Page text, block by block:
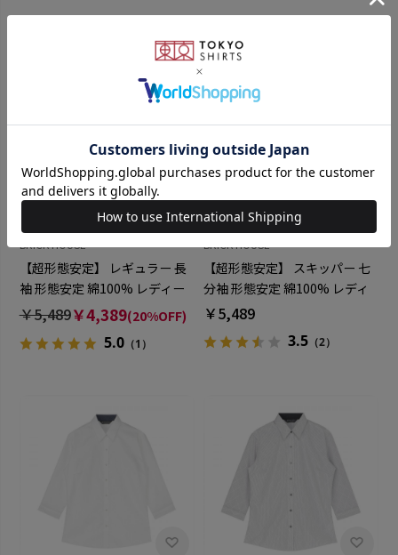
BRICK HOUSE
【超形態安定】 レギュラー 長
袖 形態安定 綿100% レディー
スシャツ
￥5,489￥4,389(20%OFF)
5.0（1）
BRICK HOUSE
【超形態安定】 スキッパー 七
分袖 形態安定 綿100% レディ
ースシャツ
￥5,489
3.5 （2）